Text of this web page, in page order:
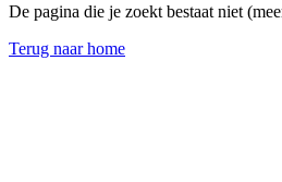
De pagina die je zoekt bestaat niet
Terug naar home